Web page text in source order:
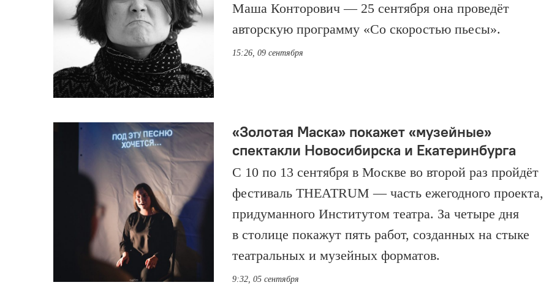
Маша Конторович — 25 сентября она проведёт
авторскую программу «Со скоростью пьесы».
15:26, 09 сентября
«Золотая Маска» покажет «музейные»
спектакли Новосибирска и Екатеринбурга
С 10 по 13 сентября в Москве во второй раз пройдёт
фестиваль THEATRUM — часть ежегодного проекта,
придуманного Институтом театра. За четыре дня
в столице покажут пять работ, созданных на стыке
театральных и музейных форматов.
9:32, 05 сентября